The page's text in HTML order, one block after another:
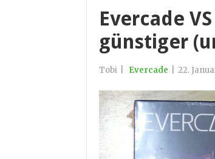
Evercade
günstiger
Tobi Evercade 22.